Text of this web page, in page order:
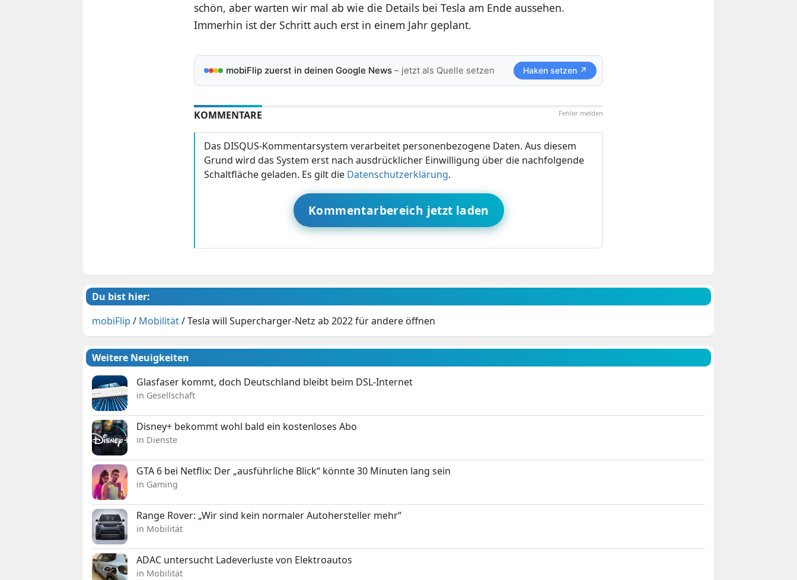
schön, aber warten wir mal ab wie die Details bei Tesla am Ende aussehen.
Immerhin ist der Schritt auch erst in einem Jahr geplant.
mobiFlip zuerst in deinen Google News– jetzt als Quelle setzen Haken setzen ↗
Fehler melden
KOMMENTARE
Das DISQUS-Kommentarsystem verarbeitet personenbezogene Daten. Aus diesem
Grund wird das System erst nach ausdrücklicher Einwilligung über die nachfolgende
Schaltfläche geladen. Es gilt die Datenschutzerklärung.
Kommentarbereich jetzt laden
Du bist hier:
mobiFlip / Mobilität/Tesla will Supercharger-Netz ab 2022 für andere öffnen
Weitere Neuigkeiten
Glasfaser kommt, doch Deutschland bleibt beim DSL-Internet
in Gesellschaft
Disney+ bekommt wohl bald ein kostenloses Abo
in Dienste
GTA 6 bei Netflix: Der „ausführliche Blick“ könnte 30 Minuten lang sein
in Gaming
Range Rover: „Wir sind kein normaler Autohersteller mehr“
in Mobilität
ADAC untersucht Ladeverluste von Elektroautos
in Mobilität